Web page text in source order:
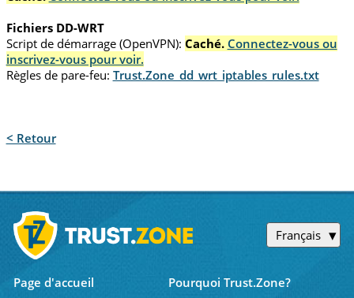
Fichiers DD-WRT
Script de démarrage (OpenVPN): Caché. Connectez-vous ou
inscrivez-vous pour voir.
Règles de pare-feu: Trust.Zone_dd_wrt_iptables_rules.txt
< Retour
Français
Page d'accueil
Pourquoi Trust.Zone?